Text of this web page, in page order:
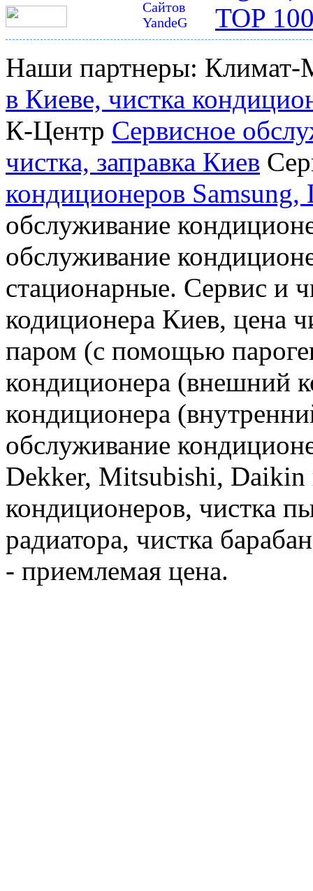
Наши партнеры: Климат-
в Киеве, чистка
К-Центр Сервисное
чистка, заправка Киев
кондиционеров
обслуживание
обслуживание
стационарные. Сервис и
кодиционера Киев, цена
паром (с помощью
кондиционера (внешний
кондиционера
обслуживание
Dekker, Mitsubishi,
кондиционеров, чистка
радиатора, чистка
- приемлемая цена.